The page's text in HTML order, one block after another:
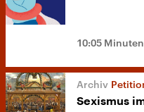
10:05 Minuten
Sexismus